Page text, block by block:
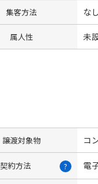
集客方法 なし
属人性 未
譲渡対象物 コ
契約方法 ? 電